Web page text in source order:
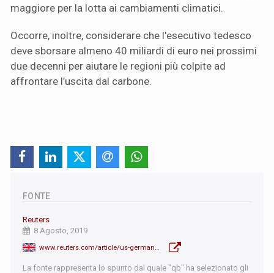
maggiore per la lotta ai cambiamenti climatici.
Occorre, inoltre, considerare che l'esecutivo tedesco
deve sborsare almeno 40 miliardi di euro nei prossimi
due decenni per aiutare le regioni più colpite ad
affrontare l’uscita dal carbone.
FONTE
Reuters
8 Agosto, 2019
La fonte rappresenta lo spunto dal quale "qb" ha selezionato gli